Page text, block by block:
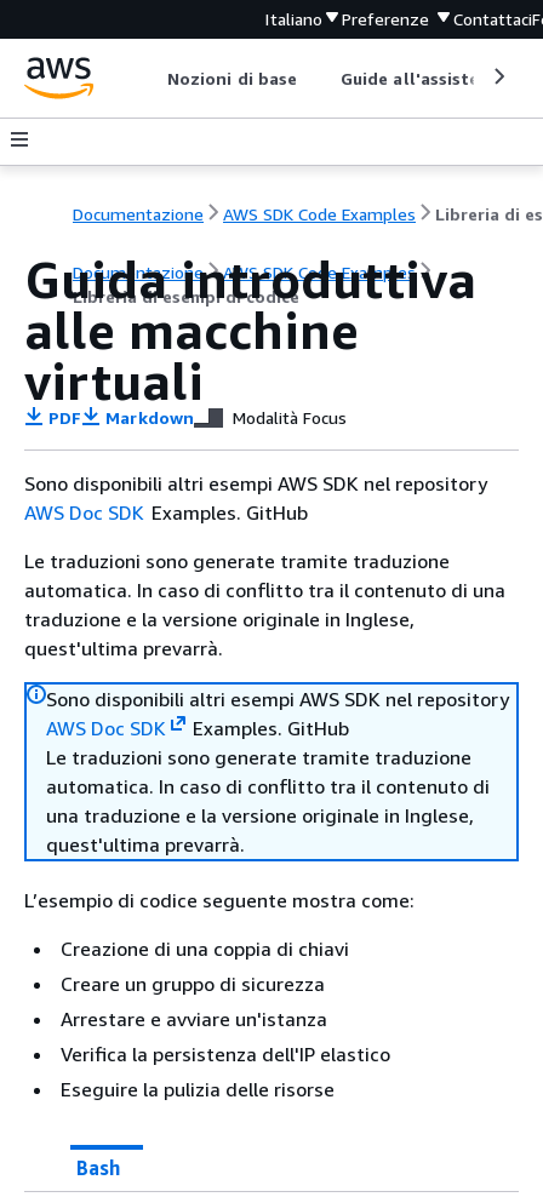
Italiano Preferenze Contattaci
Nozioni di base Guide all'assistenza
Documentazione AWS SDK Code Examples
Documentazione
AWS SDK Code Examples
Libreria di esempi di codice
Guida introduttiva
alle macchine
virtuali
PDF Markdown Modalità Focus
Sono disponibili altri esempi AWS SDK nel repository
AWS Doc SDK Examples. GitHub
Le traduzioni sono generate tramite traduzione
automatica. In caso di conflitto tra il contenuto di una
traduzione e la versione originale in Inglese,
quest'ultima prevarrà.
Sono disponibili altri esempi AWS SDK nel repository
AWS Doc SDK
Examples. GitHub
Le traduzioni sono generate tramite traduzione
automatica. In caso di conflitto tra il contenuto di
una traduzione e la versione originale in Inglese,
quest'ultima prevarrà.
L’esempio di codice seguente mostra come:
Creazione di una coppia di chiavi
Creare un gruppo di sicurezza
Arrestare e avviare un'istanza
Verifica la persistenza dell'IP elastico
Eseguire la pulizia delle risorse
Bash